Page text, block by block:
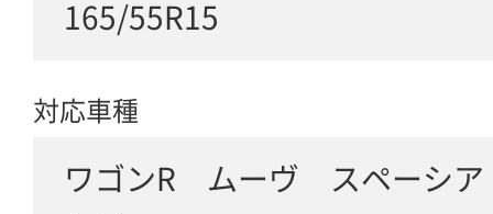
165/55R15
対応車種
ワゴンR ムーヴ スペーシ